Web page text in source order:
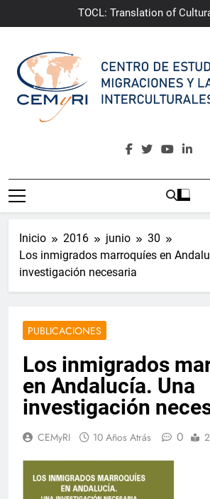
al
TOCL: Translation of
CAMINA:Community Awakening for
TOCL: Translation of
CAMINA: Community Awakening for
Integrative
Centro De Estudio De Las
Inicio 2016 junio
30
Los inmigrados marroquíes en
investigación necesaria
PUBLICACIONES
Los inmigrados
en Andalucía. Una
investigación
CEMyRI 10 Años Atrás 0